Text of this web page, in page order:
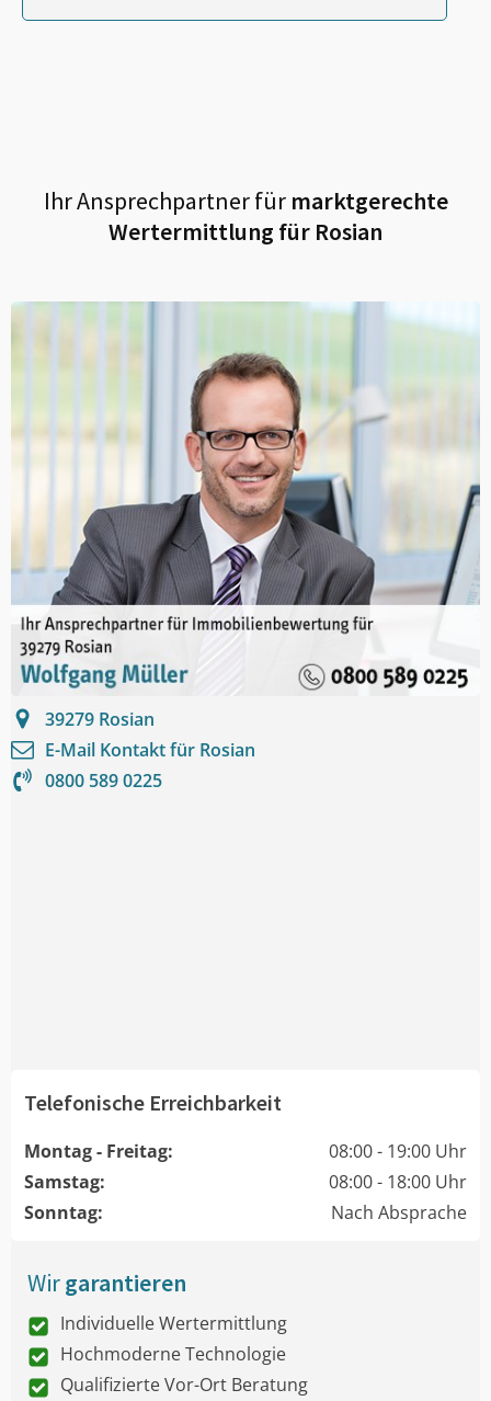
Ihr Ansprechpartner fürmarktgerechte
Wertermittlung für Rosian
39279 Rosian
E-Mail Kontakt für Rosian
0800 589 0225
Telefonische Erreichbarkeit
Montag - Freitag:
08:00 - 19:00 Uhr
Samstag:
08:00 - 18:00 Uhr
Sonntag:
Nach Absprache
Wirgarantieren
Individuelle Wertermittlung
Hochmoderne Technologie
Qualifizierte Vor-Ort Beratung